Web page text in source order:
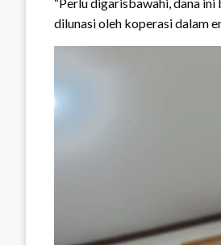
dilunasi oleh koperasi dalam